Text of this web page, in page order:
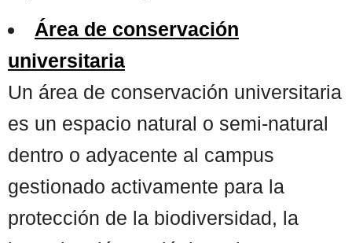
Área de conservación
universitaria
Un área de conservación universitaria
es un espacio natural o semi-natural
dentro o adyacente al campus
gestionado activamente para la
protección de la biodiversidad, la